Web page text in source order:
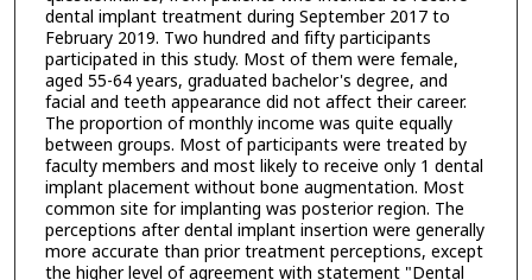
dental implant treatment during September 2017 to
February 2019. Two hundred and fifty participants
participated in this study. Most of them were female,
aged 55-64 years, graduated bachelor's degree, and
facial and teeth appearance did not affect their career.
The proportion of monthly income was quite equally
between groups. Most of participants were treated by
faculty members and most likely to receive only 1 dental
implant placement without bone augmentation. Most
common site for implanting was posterior region. The
perceptions after dental implant insertion were generally
more accurate than prior treatment perceptions, except
the higher level of agreement with statement "Dental